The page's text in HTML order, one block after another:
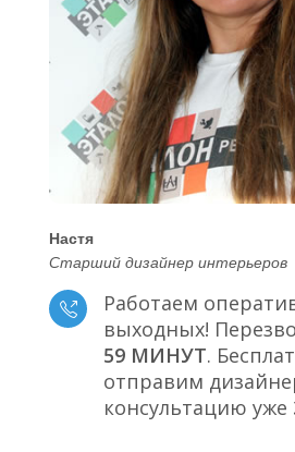
Настя
Старший дизайнер интерьеров
Работаем
выходных!
59 МИНУТ.
отправим
консультацию уже